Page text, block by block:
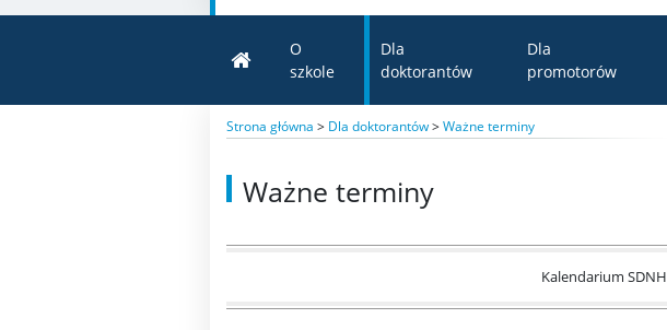
O
szkole
Dla
doktorantów
Dla
promotorów
Strona główna > Dla doktorantów>Ważne terminy
Ważne terminy
Kalendarium SDNH